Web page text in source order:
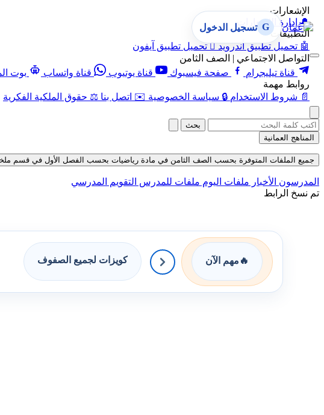
الإشعارات
🔔 إدارة الإشعارات
التطبيقات
🤖 تحميل تطبيق أندرويد  تحميل تطبيق آيفون
التواصل الاجتماعي | الصف الثامن
قناة تيليجرام
صفحة فيسبوك قناة يوتيوب قناة واتساب
بوت
روابط مهمة
📄 شروط الاستخدام 🔒 سياسة الخصوصية ✉️ اتصل بنا ⚖️ حقوق الملكية الفكرية
G تسجيل الدخول
بحث
المناهج العمانية
جميع الملفات المتوفرة بحسب الصف الثامن في مادة رياضيات بحسب الفصل الأول في قسم ملخصات
المدرسون الأخبار ملفات اليوم ملفات للمدرس التقويم المدرسي
تم نسخ الرابط
🔥 مهم الآن كويزات لجميع الصفوف